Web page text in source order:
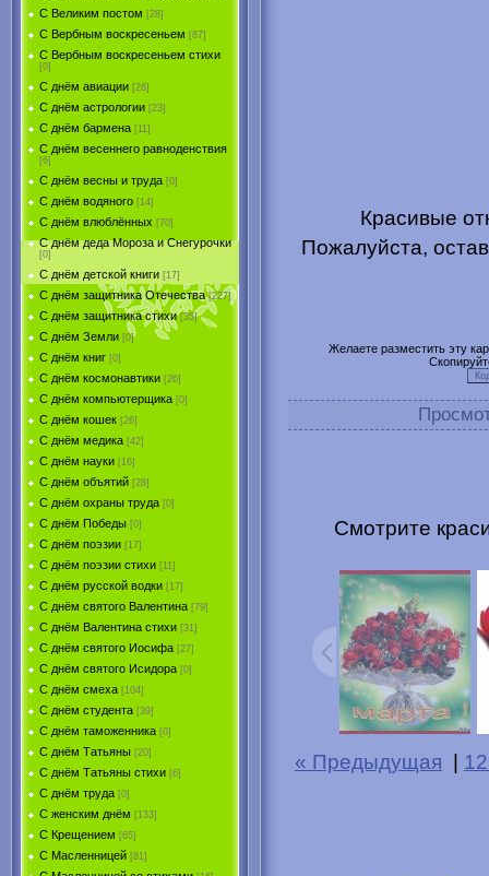
С Великим постом [28]
С Вербным воскресеньем [87]
С Вербным воскресеньем стихи
[0]
С днём авиации [26]
С днём астрологии [23]
С днём бармена [11]
С днём весеннего равноденствия
[6]
С днём весны и труда [0]
С днём водяного [14]
С днём влюблённых [70]
С днём деда Мороза и Снегурочки
[0]
С днём детской книги [17]
С днём защитника Отечества [227]
С днём защитника стихи [35]
С днём Земли [0]
С днём книг [0]
С днём космонавтики [26]
С днём компьютерщика [0]
С днём кошек [26]
С днём медика [42]
С днём науки [16]
С днём объятий [28]
С днём охраны труда [0]
С днём Победы [0]
С днём поэзии [17]
С днём поэзии стихи [11]
С днём русской водки [17]
С днём святого Валентина [79]
С днём Валентина стихи [31]
С днём святого Иосифа [27]
С днём святого Исидора [0]
С днём смеха [104]
С днём студента [39]
С днём таможенника [0]
С днём Татьяны [20]
С днём Татьяны стихи [6]
С днём труда [0]
С женским днём [133]
С Крещением [65]
С Масленницей [81]
Красивые
Пожалуйста,
Желаете разместить эту
Смотрите
« Предыдущая |